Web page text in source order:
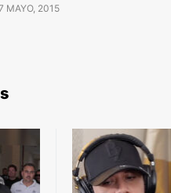
MAYO, 2015